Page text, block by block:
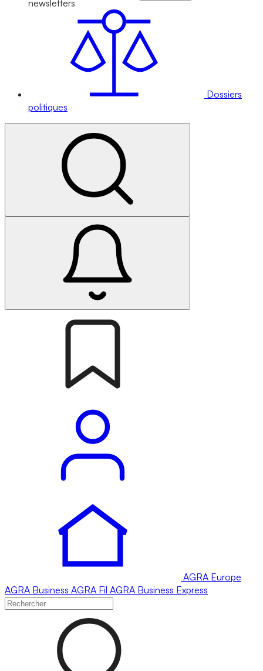
newsletters
Dossiers
politiques
AGRA Europe
AGRA Business AGRA Fil AGRA Business Express